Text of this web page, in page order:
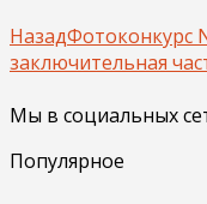
НазадФотоконкурс
заключительная
Мы в социальных
Популярное